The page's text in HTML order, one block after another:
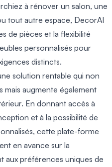
à rénover un salon, une
tout autre espace, DecorAI
de pièces et la flexibilité
personnalisés pour
distincts.
solution rentable qui non
mais augmente également
En donnant accès à
et à la possibilité de
cette plate-forme
en avance sur la
préférences uniques de